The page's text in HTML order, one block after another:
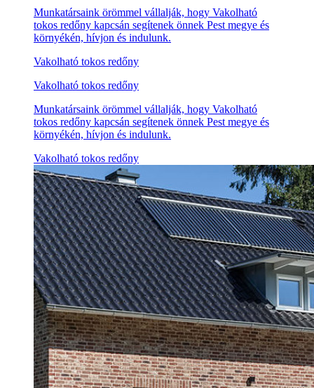
Munkatársaink örömmel vállalják, hogy Vakolható
tokos redőny kapcsán segítenek önnek Pest megye és
környékén, hívjon és indulunk.
Vakolható tokos redőny
Vakolható tokos redőny
Munkatársaink örömmel vállalják, hogy Vakolható
tokos redőny kapcsán segítenek önnek Pest megye és
környékén, hívjon és indulunk.
Vakolható tokos redőny